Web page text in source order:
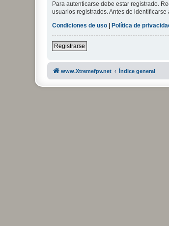
Para autenticarse debe estar registrado.
usuarios registrados. Antes de
Condiciones de uso
Política de
Registrarse
www.Xtremefpv.net Índice general